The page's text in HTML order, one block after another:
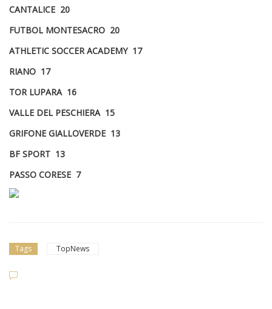
CANTALICE 20
FUTBOL MONTESACRO 20
ATHLETIC SOCCER ACADEMY 17
RIANO 17
TOR LUPARA 16
VALLE DEL PESCHIERA 15
GRIFONE GIALLOVERDE 13
BF SPORT 13
PASSO CORESE 7
Tags TopNews